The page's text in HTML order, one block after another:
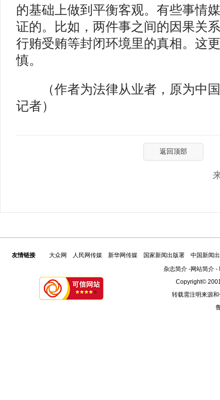
的基础上做到平衡客观。有些事情
证的。比如，两件事之间的因果关
行贿受贿等封闭环境里的真相。这
慎。
（作者为法律从业者，原为中国
记者）
返回顶部
友情链接 大众网 人民网传媒 新华网传媒 国家新闻出版署
中国新闻
杂志简介-网站简介-
Copyright©
转载需注明来源